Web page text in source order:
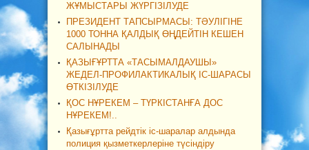
ЖҰМЫСТАРЫ ЖҮРГІЗІЛУДЕ
ПРЕЗИДЕНТ ТАПСЫРМАСЫ: ТӘУЛІГІНЕ
1000 ТОННА ҚАЛДЫҚ ӨҢДЕЙТІН КЕШЕН
САЛЫНАДЫ
ҚАЗЫҒҰРТТА «ТАСЫМАЛДАУШЫ»
ЖЕДЕЛ-ПРОФИЛАКТИКАЛЫҚ ІС-ШАРАСЫ
ӨТКІЗІЛУДЕ
ҚОС НҰРЕКЕМ – ТҮРКІСТАНҒА ДОС
НҰРЕКЕМ!..
Қазығұртта рейдтік іс-шаралар алдында
полиция қызметкерлеріне түсіндіру